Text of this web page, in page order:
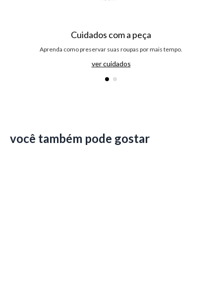
Cuidados com a peça
Aprenda como preservar suas roupas por mais tempo.
ver cuidados
você também pode gostar